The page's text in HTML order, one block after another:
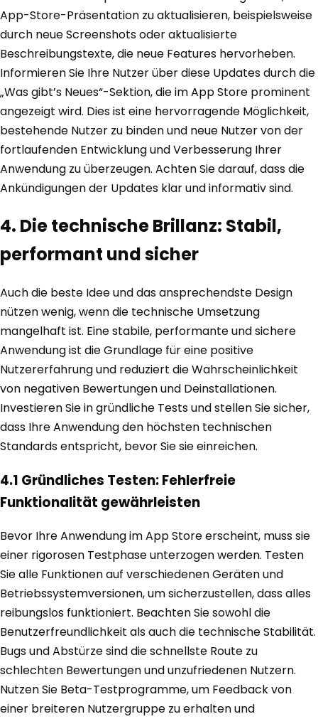
App-Store-Präsentation zu aktualisieren, beispielsweise
durch neue Screenshots oder aktualisierte
Beschreibungstexte, die neue Features hervorheben.
Informieren Sie Ihre Nutzer über diese Updates durch die
„Was gibt’s Neues“-Sektion, die im App Store prominent
angezeigt wird. Dies ist eine hervorragende Möglichkeit,
bestehende Nutzer zu binden und neue Nutzer von der
fortlaufenden Entwicklung und Verbesserung Ihrer
Anwendung zu überzeugen. Achten Sie darauf, dass die
Ankündigungen der Updates klar und informativ sind.
4. Die technische Brillanz: Stabil,
performant und sicher
Auch die beste Idee und das ansprechendste Design
nützen wenig, wenn die technische Umsetzung
mangelhaft ist. Eine stabile, performante und sichere
Anwendung ist die Grundlage für eine positive
Nutzererfahrung und reduziert die Wahrscheinlichkeit
von negativen Bewertungen und Deinstallationen.
Investieren Sie in gründliche Tests und stellen Sie sicher,
dass Ihre Anwendung den höchsten technischen
Standards entspricht, bevor Sie sie einreichen.
4.1 Gründliches Testen: Fehlerfreie
Funktionalität gewährleisten
Bevor Ihre Anwendung im App Store erscheint, muss sie
einer rigorosen Testphase unterzogen werden. Testen
Sie alle Funktionen auf verschiedenen Geräten und
Betriebssystemversionen, um sicherzustellen, dass alles
reibungslos funktioniert. Beachten Sie sowohl die
Benutzerfreundlichkeit als auch die technische Stabilität.
Bugs und Abstürze sind die schnellste Route zu
schlechten Bewertungen und unzufriedenen Nutzern.
Nutzen Sie Beta-Testprogramme, um Feedback von
einer breiteren Nutzergruppe zu erhalten und